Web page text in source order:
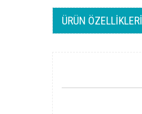
ÜRÜN ÖZELLIKLERI